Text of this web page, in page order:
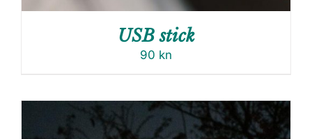
USB stick
90 kn